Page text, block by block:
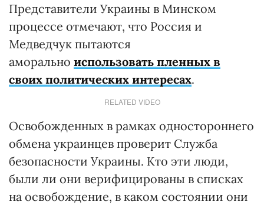
Представители Украины в Минском
процессе отмечают, что Россия и
Медведчук пытаются
аморально использовать пленных в
своих политических интересах.
RELATED VIDEO
Освобожденных в рамках одностороннего
обмена украинцев проверит Служба
безопасности Украины. Кто эти люди,
были ли они верифицированы в списках
на освобождение, в каком состоянии они